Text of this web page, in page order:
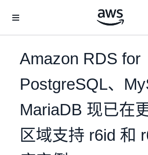
Amazon RDS for
PostgreSQL、
MariaDB 现已在
区域支持 r6id 和